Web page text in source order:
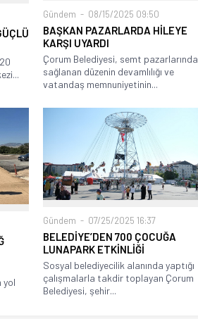
Gündem 08/15/2025 09:50
BAŞKAN PAZARLARDA HİLEYE
KARŞI UYARDI
Çorum Belediyesi, semt pazarlarında
sağlanan düzenin devamlılığı ve
vatandaş memnuniyetinin...
yol
Gündem 07/25/2025 16:37
BELEDİYE’DEN 700 ÇOCUĞA
LUNAPARK ETKİNLİĞİ
Sosyal belediyecilik alanında yaptığı
çalışmalarla takdir toplayan Çorum
Belediyesi, şehir...